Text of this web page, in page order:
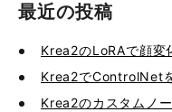
最近の投稿
Krea2のLoRAで顔変
Krea2でControlNet
Krea2のカスタムノ